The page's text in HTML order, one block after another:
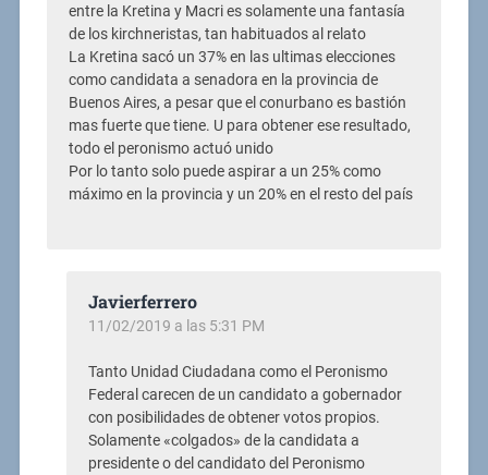
entre la Kretina y Macri es solamente una fantasía
de los kirchneristas, tan habituados al relato
La Kretina sacó un 37% en las ultimas elecciones
como candidata a senadora en la provincia de
Buenos Aires, a pesar que el conurbano es bastión
mas fuerte que tiene. U para obtener ese resultado,
todo el peronismo actuó unido
Por lo tanto solo puede aspirar a un 25% como
máximo en la provincia y un 20% en el resto del país
Javierferrero
11/02/2019 a las 5:31 PM
Tanto Unidad Ciudadana como el Peronismo
Federal carecen de un candidato a gobernador
con posibilidades de obtener votos propios.
Solamente «colgados» de la candidata a
presidente o del candidato del Peronismo